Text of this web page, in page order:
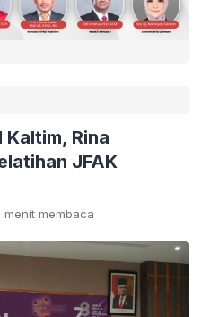
Kaltim, Rina
JFAK
menit membaca